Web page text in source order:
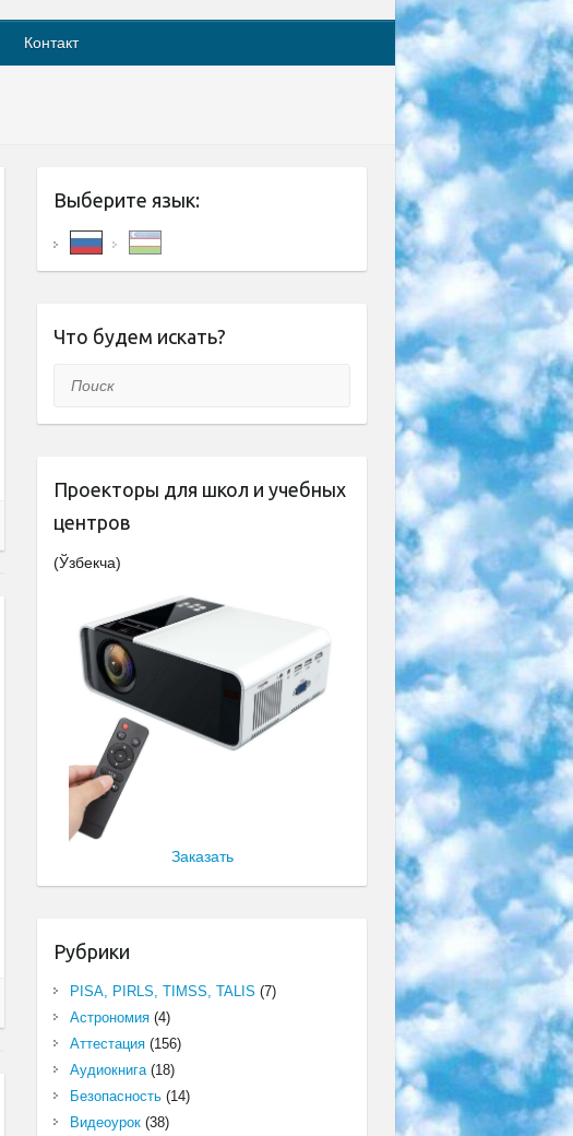
Контакт
Выберите язык:
Что будем искать?
Поиск
Проекторы для школ и учебных
центров
(Ўзбекча)
Заказать
Рубрики
PISA, PIRLS, TIMSS, TALIS (7)
Астрономия(4)
Аттестация(156)
Аудиокнига(18)
Безопасность(14)
Видеоурок(38)